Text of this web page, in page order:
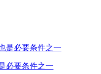
必要条件之一